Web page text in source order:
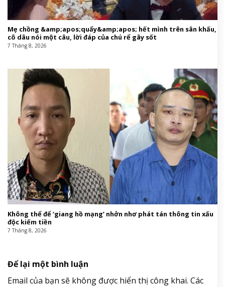
Mẹ chồng &amp;apos;quẩy&amp;apos; hết mình trên sân khấu,
cô dâu nói một câu, lời đáp của chú rể gây sốt
7 Tháng 8, 2026
Không thể để ‘giang hồ mạng’ nhởn nhơ phát tán thông tin xấu
độc kiếm tiền
7 Tháng 8, 2026
Để lại một bình luận
Email của bạn sẽ không được hiển thị công khai. Các